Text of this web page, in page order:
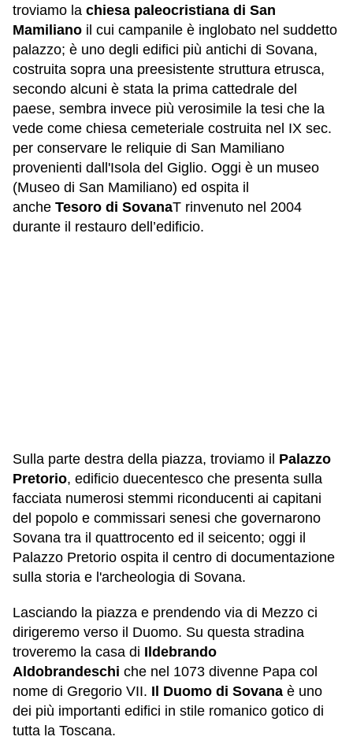
troviamo la chiesa paleocristiana di San
Mamiliano il cui campanile è inglobato nel suddetto
palazzo; è uno degli edifici più antichi di Sovana,
costruita sopra una preesistente struttura etrusca,
secondo alcuni è stata la prima cattedrale del
paese, sembra invece più verosimile la tesi che la
vede come chiesa cemeteriale costruita nel IX sec.
per conservare le reliquie di San Mamiliano
provenienti dall'Isola del Giglio. Oggi è un museo
(Museo di San Mamiliano) ed ospita il
anche Tesoro di SovanaT rinvenuto nel 2004
durante il restauro dell’edificio.
Sulla parte destra della piazza, troviamo il Palazzo
Pretorio, edificio duecentesco che presenta sulla
facciata numerosi stemmi riconducenti ai capitani
del popolo e commissari senesi che governarono
Sovana tra il quattrocento ed il seicento; oggi il
Palazzo Pretorio ospita il centro di documentazione
sulla storia e l'archeologia di Sovana.
Lasciando la piazza e prendendo via di Mezzo ci
dirigeremo verso il Duomo. Su questa stradina
troveremo la casa di Ildebrando
Aldobrandeschi che nel 1073 divenne Papa col
nome di Gregorio VII. Il Duomo di Sovana è uno
dei più importanti edifici in stile romanico gotico di
tutta la Toscana.